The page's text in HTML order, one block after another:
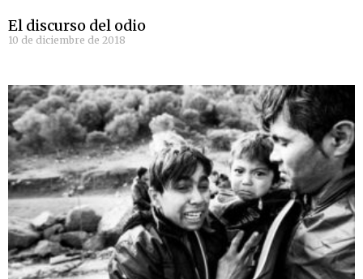
El discurso del odio
10 de diciembre de 2018